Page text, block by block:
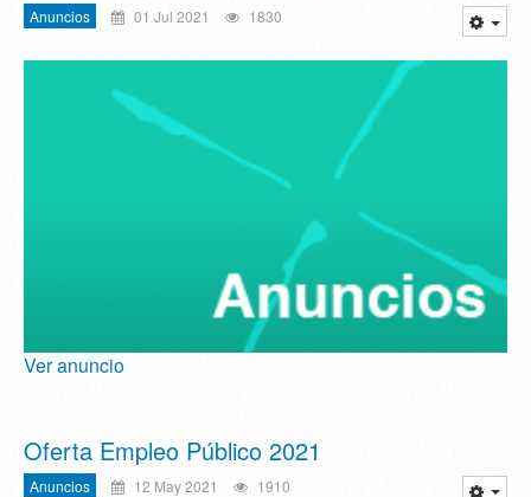
Anuncios 01 Jul 2021 1830
Ver anuncio
Oferta Empleo Público 2021
Anuncios 12 May 2021 1910